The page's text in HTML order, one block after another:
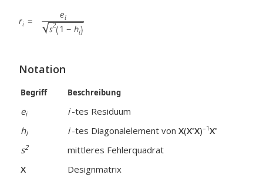
Notation
Begriff Beschreibung
ei i -tes Residuum
hi i -tes Diagonalelement vonX(X'X)–1X'
s2
mittleres Fehlerquadrat
X
Designmatrix